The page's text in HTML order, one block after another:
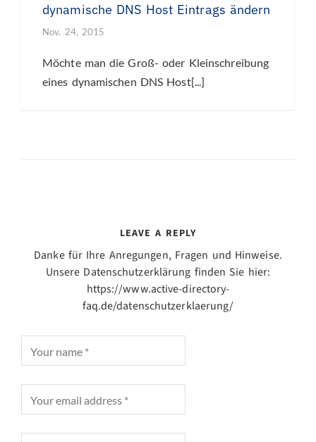
dynamische DNS Host Eintrags ändern
Nov. 24, 2015
Möchte man die Groß- oder Kleinschreibung
eines dynamischen DNS Host[...]
LEAVE A REPLY
Danke für Ihre Anregungen, Fragen und Hinweise.
Unsere Datenschutzerklärung finden Sie hier:
https://www.active-directory-
faq.de/datenschutzerklaerung/